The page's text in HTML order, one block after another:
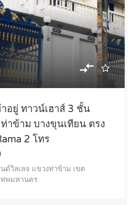
อยู่ ทาวน์เฮาส์ 3 ชั้น
าข้าม บางขุนเทียน ตรง
2 โทร
วิลเลจ แขวงท่าข้าม เขต
ทพมหานคร